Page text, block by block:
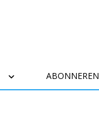
ABONNEREN